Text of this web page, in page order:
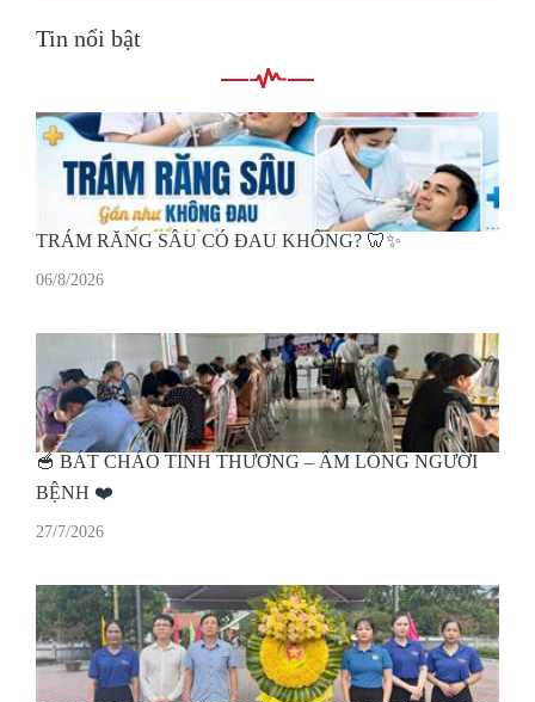
Tin nổi bật
TRÁM RĂNG SÂU CÓ ĐAU KHÔNG? 🦷✨
06/8/2026
🥣 BÁT CHÁO TÌNH THƯƠNG – ẤM LÒNG NGƯỜI
BỆNH ❤️
27/7/2026